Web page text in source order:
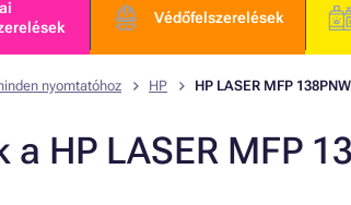
Védőfelszerelések
nyomtatóhoz HP HP LASER MFP 138PNW
a HP LASER MFP